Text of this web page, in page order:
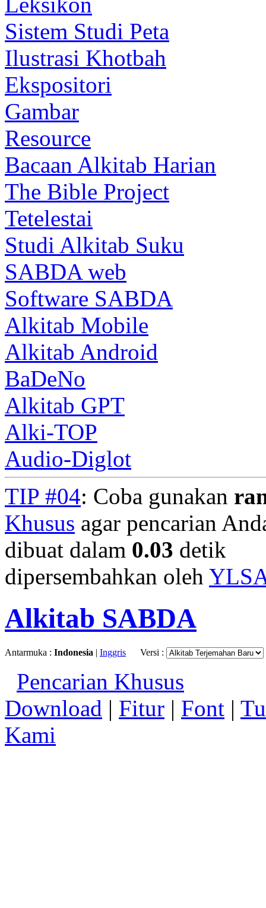
Sistem Studi Peta
Ilustrasi Khotbah
Ekspositori
Gambar
Resource
Bacaan Alkitab Harian
The Bible Project
Tetelestai
Studi Alkitab Suku
SABDA web
Software SABDA
Alkitab Mobile
Alkitab Android
BaDeNo
Alkitab GPT
Alki-TOP
Audio-Diglot
TIP #04: Coba gunakan
Khusus agar pencarian
dibuat dalam 0.03 detik
dipersembahkan oleh
Alkitab SABDA
Antarmuka : Indonesia | Inggris Versi :
Pencarian Khusus
Download | Fitur | Font |
Kami